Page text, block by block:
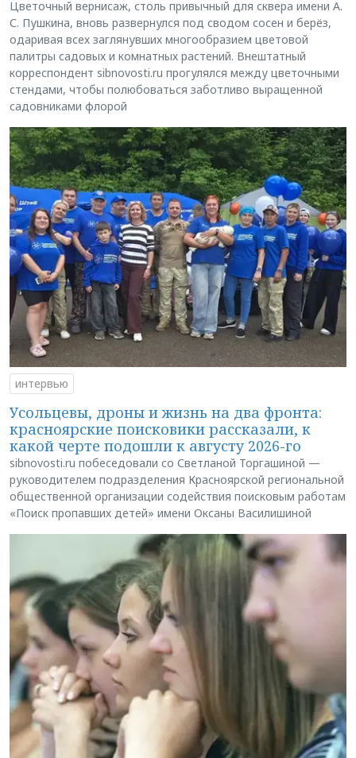
Цветочный вернисаж, столь привычный для сквера имени А.
С. Пушкина, вновь развернулся под сводом сосен и берёз,
одаривая всех заглянувших многообразием цветовой
палитры садовых и комнатных растений. Внештатный
корреспондент sibnovosti.ru прогулялся между цветочными
стендами, чтобы полюбоваться заботливо выращенной
садовниками флорой
интервью
Усольцевы, дроны и жизнь на два фронта:
красноярские поисковики рассказали, к
какой черте подошли к августу 2026-го
sibnovosti.ru побеседовали со Светланой Торгашиной —
руководителем подразделения Красноярской региональной
общественной организации содействия поисковым работам
«Поиск пропавших детей» имени Оксаны Василишиной